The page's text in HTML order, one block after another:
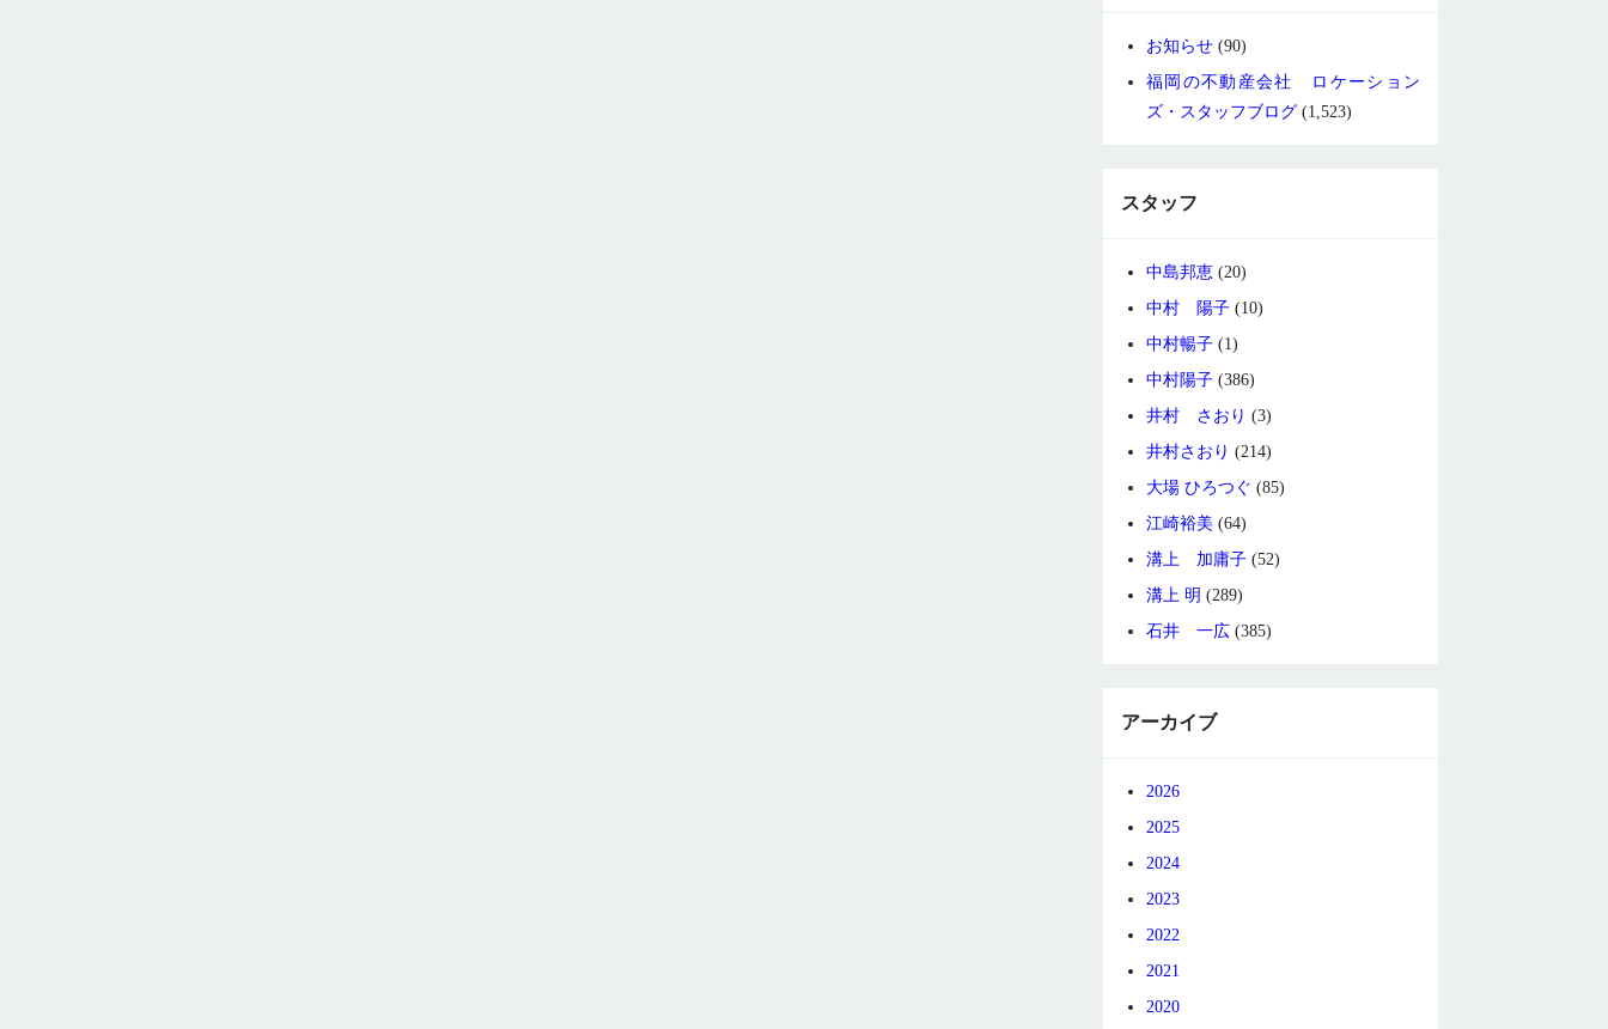
お知らせ (90)
福岡の不動産会社 ロケーション
ズ・スタッフブログ (1,523)
スタッフ
中島邦恵 (20)
中村 陽子 (10)
中村暢子 (1)
中村陽子 (386)
井村 さおり (3)
井村さおり (214)
大場 ひろつぐ (85)
江崎裕美 (64)
溝上 加庸子 (52)
溝上 明 (289)
石井 一広 (385)
アーカイブ
2026
2025
2024
2023
2022
2021
2020